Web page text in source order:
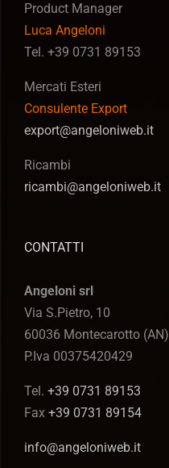
Product Manager
Luca Angeloni
Tel. +39 0731 89153
Mercati Esteri
Consulente Export
export@angeloniweb.it
Ricambi
ricambi@angeloniweb.it
CONTATTI
Angeloni srl
Via S.Pietro, 10
60036 Montecarotto (AN)
P.Iva 00375420429
Tel. +39 0731 89153
Fax +39 0731 89154
info@angeloniweb.it